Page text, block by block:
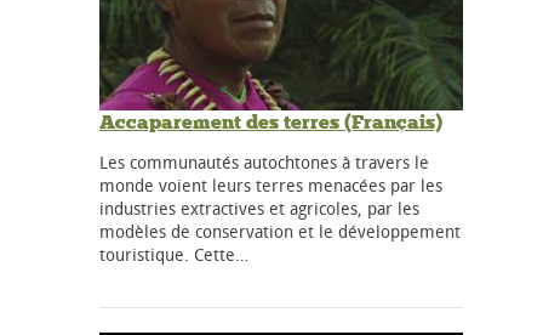
Accaparement des terres (Français)
Les communautés autochtones à travers le
monde voient leurs terres menacées par les
industries extractives et agricoles, par les
modèles de conservation et le développement
touristique. Cette…